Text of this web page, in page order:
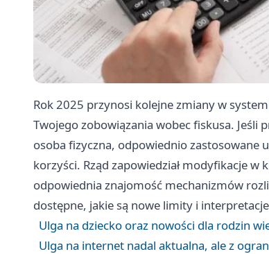
Rok 2025 przynosi kolejne zmiany w
Twojego zobowiązania wobec fiskusa. Jeśli
osoba fizyczna, odpowiednio
korzyści. Rząd zapowiedział modyfikacje
odpowiednia znajomość mechanizmów
dostępne, jakie są nowe limity i
Ulga na dziecko oraz nowości dla rodzin
Ulga na internet nadal aktualna, ale z